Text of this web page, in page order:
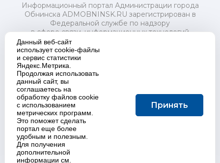
Информационный портал Администрации города
Обнинска ADMOBNINSK.RU зарегистрирован в
Федеральной службе по надзору
в сфере связи, информационных технологий
и массовых коммуникаций (Роскомнадзор) 24 июля
2018 года.
Свидетельство о регистрации Эл № ФС77-73321
Учредитель: Администрация (исполнительно-
распорядительный орган) городского округа "Город
Обнинск". Главный редактор: Байкова Е.А.
Адрес электронной почты Редакции:
redactor@admobninsk.ru
Телефон Редакции: +7 (484) 395-85-85
Настоящий ресурс содержит материалы 18+
Политика в отношении обработки персональных
Данный веб-сайт
использует cookie-файлы
и сервис статистики
Яндекс.Метрика.
Продолжая использовать
данный сайт, вы
соглашаетесь на
обработку файлов cookie
с использованием
метрических программ.
Это поможет сделать
портал еще более
удобным и полезным.
Для получения
дополнительной
информации см.
Принять